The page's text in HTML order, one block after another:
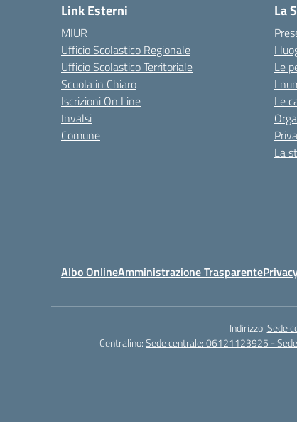
Link Esterni
MIUR
Ufficio Scolastico Regionale
Ufficio Scolastico Territoriale
Scuola in Chiaro
Iscrizioni On Line
Invalsi
Comune
La
I
Le
I
Le
La
Albo OnlineAmministrazione Trasparente
Indirizzo:Sede
Centralino:Sede centrale: 06121123925 -